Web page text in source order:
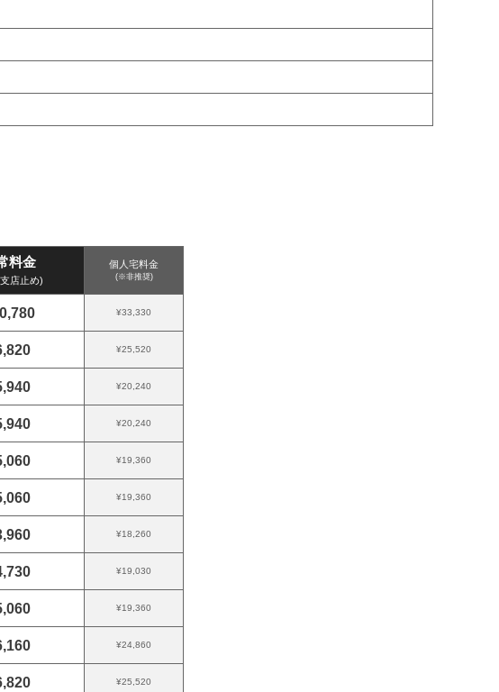
料金
店止め)
個人宅料金
(※非推奨)
¥33,330
¥25,520
¥20,240
¥20,240
¥19,360
¥19,360
¥18,260
¥19,030
¥19,360
¥24,860
¥25,520